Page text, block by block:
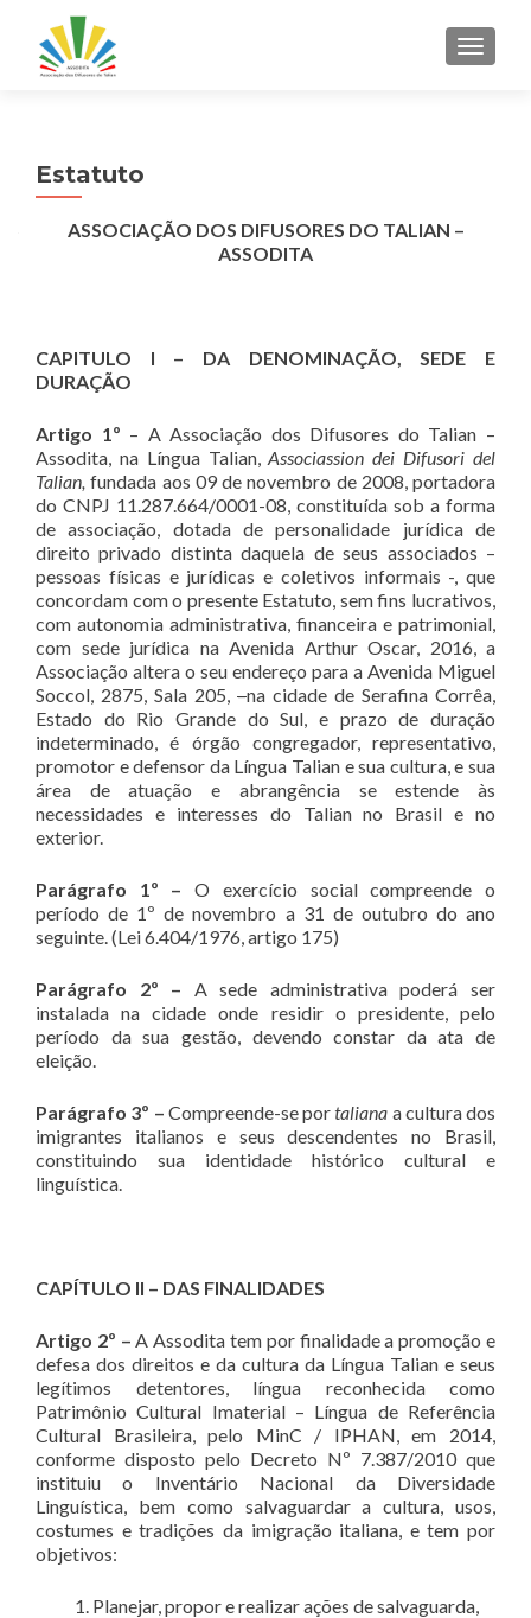
Estatuto
ASSOCIAÇÃO DOS DIFUSORES DO TALIAN –
ASSODITA
CAPITULO I – DA DENOMINAÇÃO, SEDE E
DURAÇÃO
Artigo 1º – A Associação dos Difusores do Talian –
Assodita, na Língua Talian,Associassion dei Difusori del
Talian, fundada aos 09 de novembro de 2008, portadora
do CNPJ 11.287.664/0001-08, constituída sob a forma
de associação, dotada de personalidade jurídica de
direito privado distinta daquela de seus associados –
pessoas físicas e jurídicas e coletivos informais -, que
concordam com o presente Estatuto, sem fins lucrativos,
com autonomia administrativa, financeira e patrimonial,
com sede jurídica na Avenida Arthur Oscar, 2016, a
Associação altera o seu endereço para a Avenida Miguel
Soccol, 2875, Sala 205, –na cidade de Serafina Corrêa,
Estado do Rio Grande do Sul, e prazo de duração
indeterminado, é órgão congregador, representativo,
promotor e defensor da Língua Talian e sua cultura, e sua
área de atuação e abrangência se estende às
necessidades e interesses do Talian no Brasil e no
exterior.
Parágrafo 1º –O exercício social compreende o
período de 1º de novembro a 31 de outubro do ano
seguinte. (Lei 6.404/1976, artigo 175)
Parágrafo 2º – A sede administrativa poderá ser
instalada na cidade onde residir o presidente, pelo
período da sua gestão, devendo constar da ata de
eleição.
Parágrafo 3º – Compreende-se portaliana a cultura dos
imigrantes italianos e seus descendentes no Brasil,
constituindo sua identidade histórico cultural e
linguística.
CAPÍTULO II – DAS FINALIDADES
Artigo 2º –A Assodita tem por finalidade a promoção e
defesa dos direitos e da cultura da Língua Talian e seus
legítimos detentores, língua reconhecida como
Patrimônio Cultural Imaterial – Língua de Referência
Cultural Brasileira, pelo MinC / IPHAN, em 2014,
conforme disposto pelo Decreto Nº 7.387/2010 que
instituiu o Inventário Nacional da Diversidade
Linguística, bem como salvaguardar a cultura, usos,
costumes e tradições da imigração italiana, e tem por
objetivos:
Planejar, propor e realizar ações de salvaguarda,